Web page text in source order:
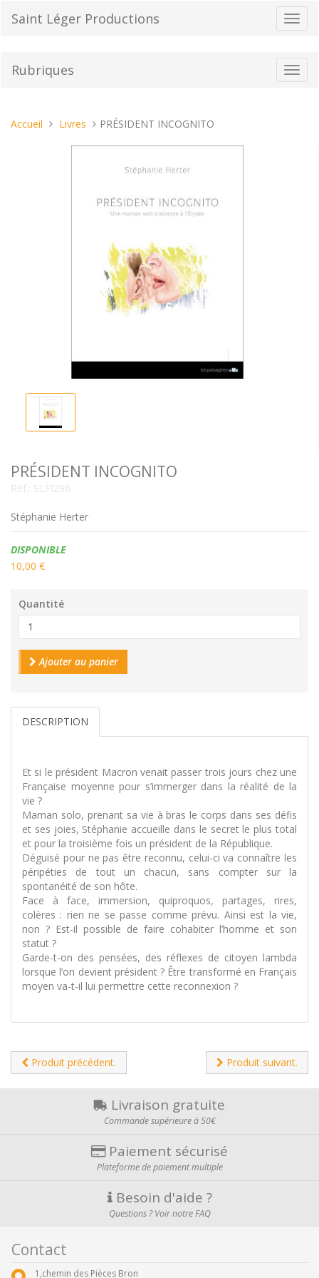
la
Saint Léger Productions
la
Rubriques
Vous
Accueil Livres PRÉSIDENT INCOGNITO
PRÉSIDENT INCOGNITO
Réf.: SLPl296
Stéphanie Herter
Disponibilité:
DISPONIBLE
10,00 €
Quantité
Ajouter au panier
DESCRIPTION
Et si le président Macron venait passer trois jours chez une
Française moyenne pour s’immerger dans la réalité de la
vie ?
Maman solo, prenant sa vie à bras le corps dans ses défis
et ses joies, Stéphanie accueille dans le secret le plus total
et pour la troisième fois un président de la République.
Déguisé pour ne pas être reconnu, celui-ci va connaître les
péripéties de tout un chacun, sans compter sur la
spontanéité de son hôte.
Face à face, immersion, quiproquos, partages, rires,
colères : rien ne se passe comme prévu. Ainsi est la vie,
non ? Est-il possible de faire cohabiter l’homme et son
statut ?
Garde-t-on des pensées, des réflexes de citoyen lambda
lorsque l’on devient président ? Être transformé en Français
moyen va-t-il lui permettre cette reconnexion ?
Produit précédent. Produit suivant.
Livraison gratuite
Commande supérieure à 50€
Paiement sécurisé
Plateforme de paiement multiple
Besoin d'aide ?
Questions ? Voir notre FAQ
Contact
1,chemin des Pièces Bron